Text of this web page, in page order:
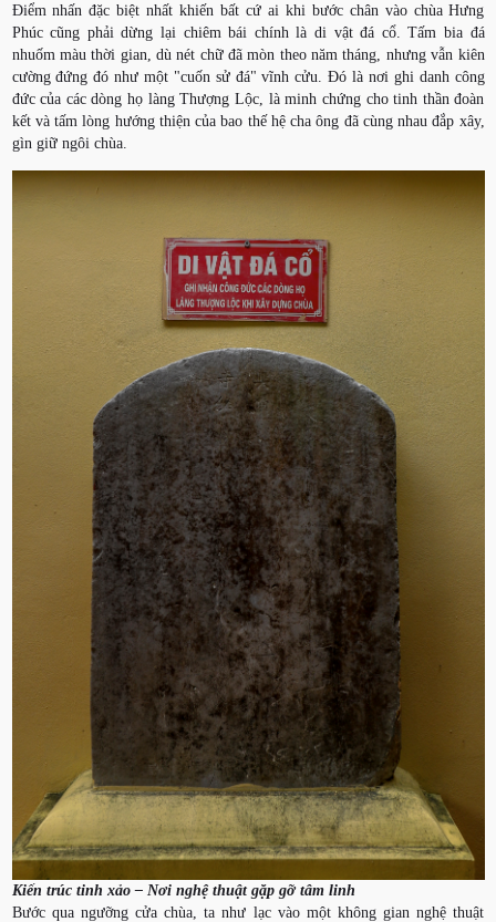
Điểm nhấn đặc biệt nhất khiến bất cứ ai khi bước chân vào chùa Hưng
Phúc cũng phải dừng lại chiêm bái chính là di vật đá cổ. Tấm bia đá
nhuốm màu thời gian, dù nét chữ đã mòn theo năm tháng, nhưng vẫn kiên
cường đứng đó như một "cuốn sử đá" vĩnh cửu. Đó là nơi ghi danh công
đức của các dòng họ làng Thượng Lộc, là minh chứng cho tinh thần đoàn
kết và tấm lòng hướng thiện của bao thế hệ cha ông đã cùng nhau đắp xây,
gìn giữ ngôi chùa.
Kiến trúc tinh xảo – Nơi nghệ thuật gặp gỡ tâm linh
Bước qua ngưỡng cửa chùa, ta như lạc vào một không gian nghệ thuật